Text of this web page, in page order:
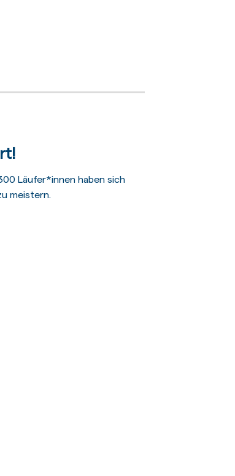
Läufer*innen haben sich
meistern.